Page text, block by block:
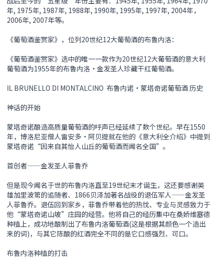
年, 1975年, 1987年, 1988年, 1990年, 1995年, 1997年, 2004年，
2006年, 2007年等。
《葡萄酒鉴赏家》，位列20世纪12大葡萄酒的布鲁内洛：
《葡萄酒鉴赏家》选中的唯一一款作为20世纪12大葡萄酒的意大利
葡萄酒为1955年的布鲁内洛•金发圣人珍藏干红葡萄酒。
IL BRUNELLO DI MONTALCINO 布鲁内诺•蒙塔奇诺葡萄酒 历史
神话的开始
蒙塔奇诺酿造高质量葡萄酒的呼声已经延续了数个世纪。早在1550
年，博洛尼亚僧人雷安多•阿贝提就在他的《意大利全介绍》中提到
蒙塔奇诺“因来自其怡人山丘的葡萄酒而闻名全国”。
首创者——金发圣人菲鲁乔
但是现今闻名于世的布鲁内洛直至19世纪末才诞生，这还要感谢英
雄加里波第的追随者、1866贝泽加著名战役的退伍军人——金发圣
人菲鲁乔。退伍回到家乡，菲鲁乔带着他的热忱、专业与灵感致力于
他“蒙塔奇诺山坡”庄园的经营。他将自己的经历集中在桑娇维塞德
种植上，成功地酿制出了布鲁内洛葡萄酒(这是根据其颜色一个造出
来的词)，与其它陈酿的红酒完全不同的是它口感强烈、可口。
布鲁内洛种植的打击